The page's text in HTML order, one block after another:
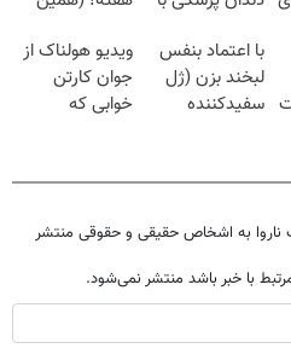
خانگی
صحبت کنید)
با اعتماد بنفس
لبخند بزن (ژل
سفیدکننده
ویدیو هولناک از
جوان کارتن
خوابی که
به اشخاص حقیقی و حقوقی منتشر
با خبر باشد منتشر نمی‌شود.